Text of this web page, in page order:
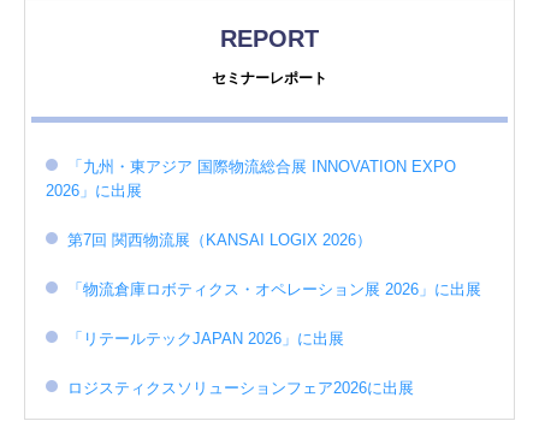
REPORT
セミナーレポート
「九州・東アジア 国際物流総合展 INNOVATION EXPO
2026」に出展
第7回 関西物流展（KANSAI LOGIX 2026）
「物流倉庫ロボティクス・オペレーション展 2026」に出展
「リテールテックJAPAN 2026」に出展
ロジスティクスソリューションフェア2026に出展